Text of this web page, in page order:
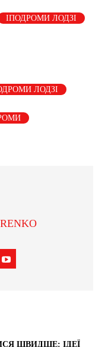
ІПОДРОМИ ЛОДЗІ
ЛОДЗІ
ШВИДШЕ: ІДЕЇ